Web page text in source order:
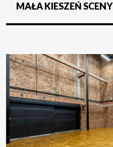
MAŁA KIESZEŃ SCENY